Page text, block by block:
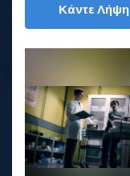
Κάντε Λήψη